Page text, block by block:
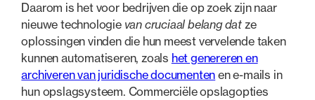
Daarom is het voor bedrijven die op zoek zijn naar
nieuwe technologie van cruciaal belang dat ze
oplossingen vinden die hun meest vervelende taken
kunnen automatiseren, zoals het genereren en
archiveren van juridische documenten en e-mails in
hun opslagsysteem. Commerciële opslagopties